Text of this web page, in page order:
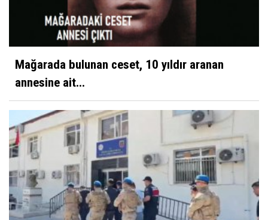
Mağarada bulunan ceset, 10 yıldır aranan
annesine ait...